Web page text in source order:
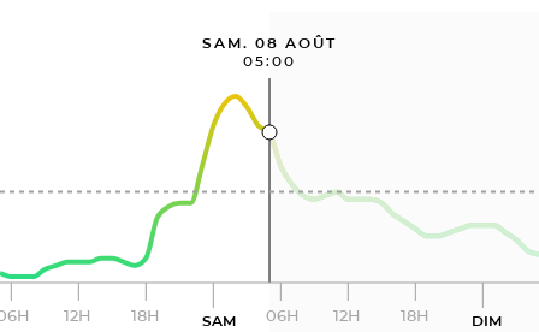
SAM. 08 AOÛT
05:00
12H 18H SAM 06H 12H 18H DIM